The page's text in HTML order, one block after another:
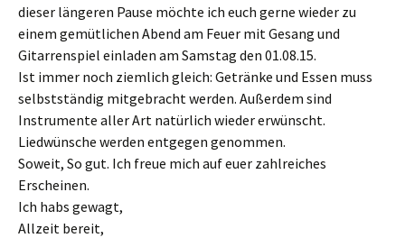
dieser längeren Pause möchte ich euch gerne wieder zu
einem gemütlichen Abend am Feuer mit Gesang und
Gitarrenspiel einladen am Samstag den 01.08.15.
Ist immer noch ziemlich gleich: Getränke und Essen muss
selbstständig mitgebracht werden. Außerdem sind
Instrumente aller Art natürlich wieder erwünscht.
Liedwünsche werden entgegen genommen.
Soweit, So gut. Ich freue mich auf euer zahlreiches
Erscheinen.
Ich habs gewagt,
Allzeit bereit,